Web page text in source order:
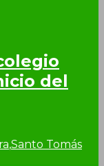
del
,Santo Tomás